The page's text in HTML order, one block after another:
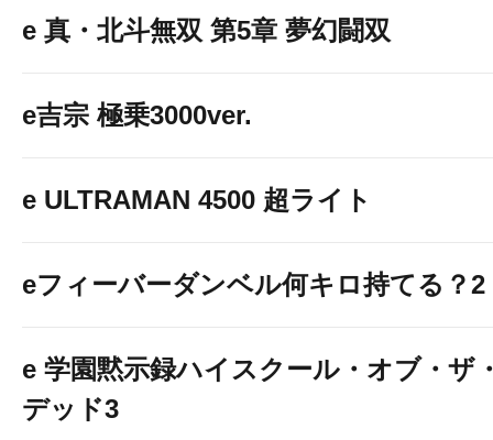
☆ポータブル充電器☆
スマートフォンや加熱式タバ
ご利用下さい！
e 真・北斗無双 第5章 夢幻闘双
e吉宗 極乗3000ver.
e ULTRAMAN 4500 超ライト
eフィーバーダンベル何キロ持てる？2
e 学園黙示録ハイスクール・オブ・ザ
デッド3